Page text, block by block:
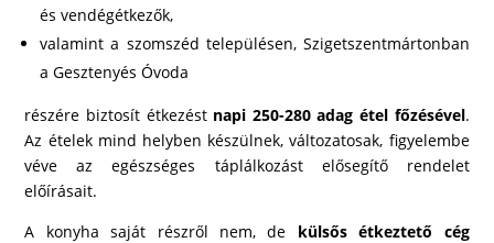
és vendégétkezők,
valamint a szomszéd településen, Szigetszentmártonban
a Gesztenyés Óvoda
részére biztosít étkezést napi 250-280 adag étel főzésével.
Az ételek mind helyben készülnek, változatosak, figyelembe
véve az egészséges táplálkozást elősegítő rendelet
előírásait.
A konyha saját részről nem, de külsős étkeztető cég